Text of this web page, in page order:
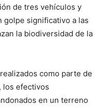
de tres vehículos y
golpe significativo a las
la biodiversidad de la
como parte de
los efectivos
en un terreno